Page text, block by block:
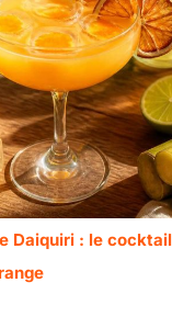
Daiquiri : le